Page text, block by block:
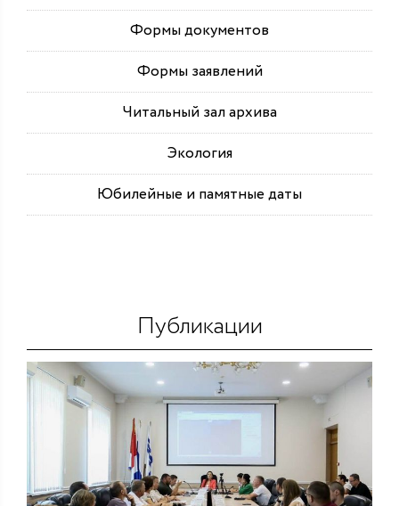
Формы документов
Формы заявлений
Читальный зал архива
Экология
Юбилейные и памятные даты
Публикации